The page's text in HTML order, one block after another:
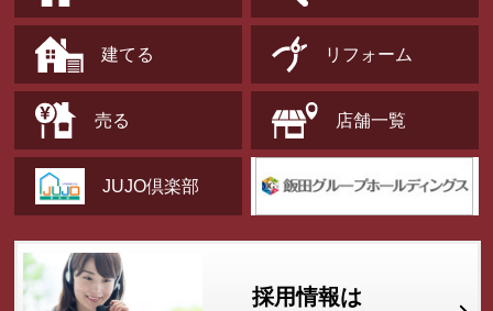
建てる リフォーム
売る 店舗一覧
JUJO倶楽部
採用情報は